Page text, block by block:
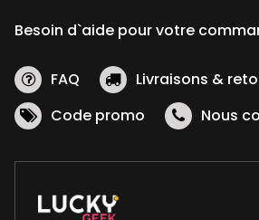
Besoin d`aide pour votre
FAQ
Livraisons &
Code promo
Nous